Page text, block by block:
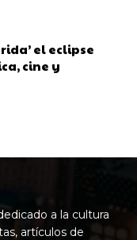
el eclipse
cine y
a la cultura
artículos de